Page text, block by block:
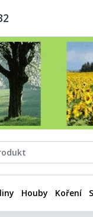
Houby Koření